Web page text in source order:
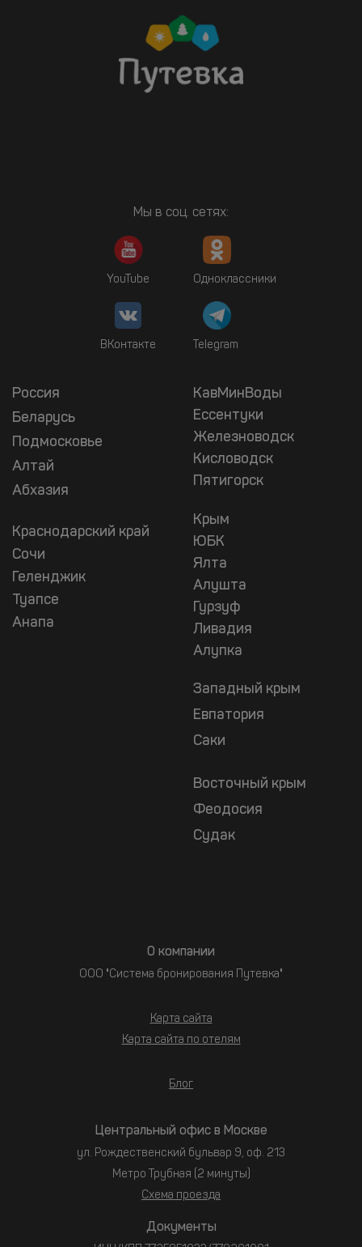
Мы в соц. сетях:
YouTube Одноклассники
ВКонтакте Telegram
Россия
Беларусь
Подмосковье
Алтай
Абхазия
Краснодарский край
Сочи
Геленджик
Туапсе
Анапа
КавМинВоды
Ессентуки
Железноводск
Кисловодск
Пятигорск
Крым
ЮБК
Ялта
Алушта
Гурзуф
Ливадия
Алупка
Западный крым
Евпатория
Саки
Восточный крым
Феодосия
Судак
О компании
ООО "Система бронирования Путевка"
Карта сайта
Карта сайта по отелям
Блог
Документы
Центральный офис в Москве
ул. Рождественский бульвар 9, оф. 213
Метро Трубная (2 минуты)
Схема проезда